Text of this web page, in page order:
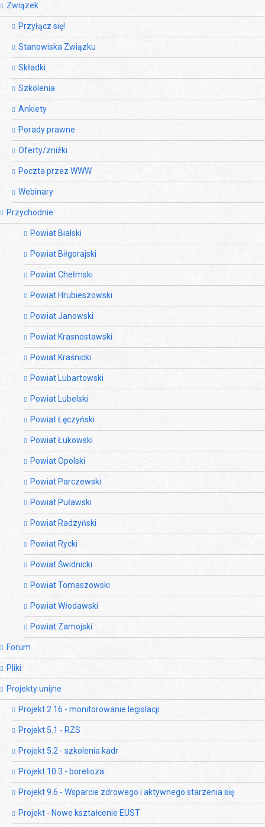
Związek
Przyłącz się!
Stanowiska Związku
Składki
Szkolenia
Ankiety
Porady prawne
Oferty/zniżki
Poczta przez WWW
Webinary
Przychodnie
Powiat Bialski
Powiat Biłgorajski
Powiat Chełmski
Powiat Hrubieszowski
Powiat Janowski
Powiat Krasnostawski
Powiat Kraśnicki
Powiat Lubartowski
Powiat Lubelski
Powiat Łęczyński
Powiat Łukowski
Powiat Opolski
Powiat Parczewski
Powiat Puławski
Powiat Radzyński
Powiat Rycki
Powiat Świdnicki
Powiat Tomaszowski
Powiat Włodawski
Powiat Zamojski
Forum
Pliki
Projekty unijne
Projekt 2.16 - monitorowanie legislacji
Projekt 5.1 - RZS
Projekt 5.2 - szkolenia kadr
Projekt 10.3 - borelioza
Projekt 9.6 - Wsparcie zdrowego i aktywnego starzenia się
Projekt - Nowe kształcenie EUST